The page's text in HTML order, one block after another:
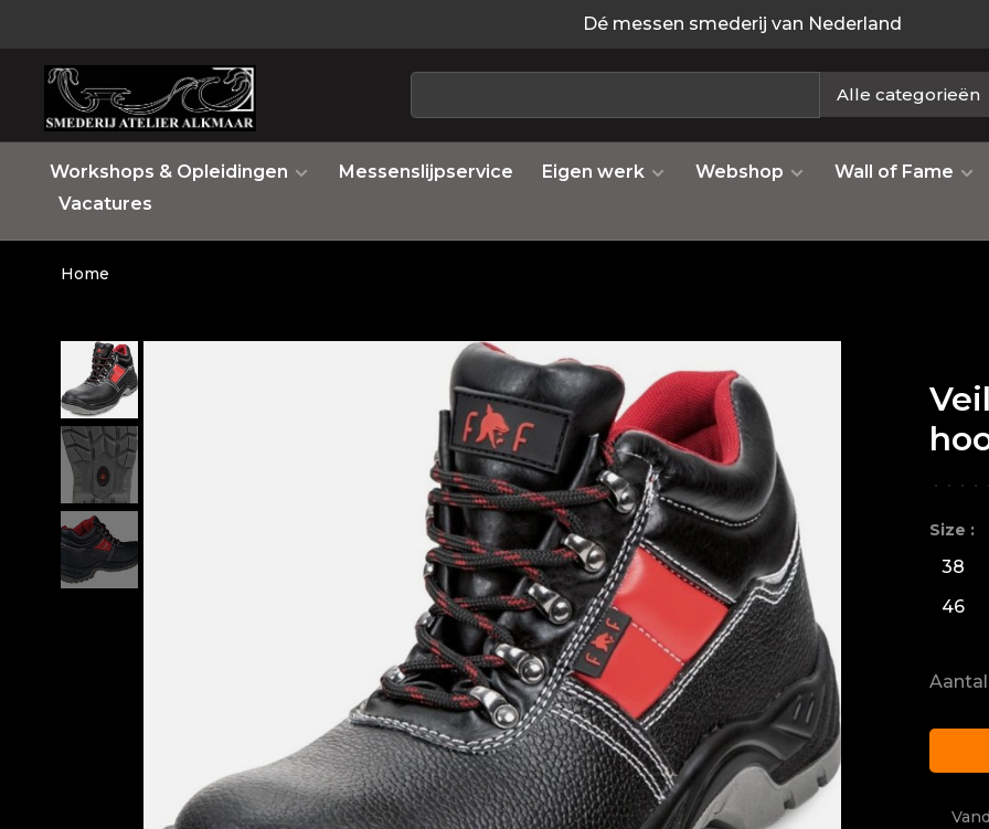
Dé messen smederij van Nederland
Alle categorieën
Workshops & Opleidingen Messenslijpservice Eigen werk Webshop Wall of Fame
Vacatures
Home
• • • • •
Size :
38
46